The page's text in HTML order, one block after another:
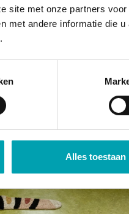
site met onze partners
met andere informatie die u
Alles toestaan